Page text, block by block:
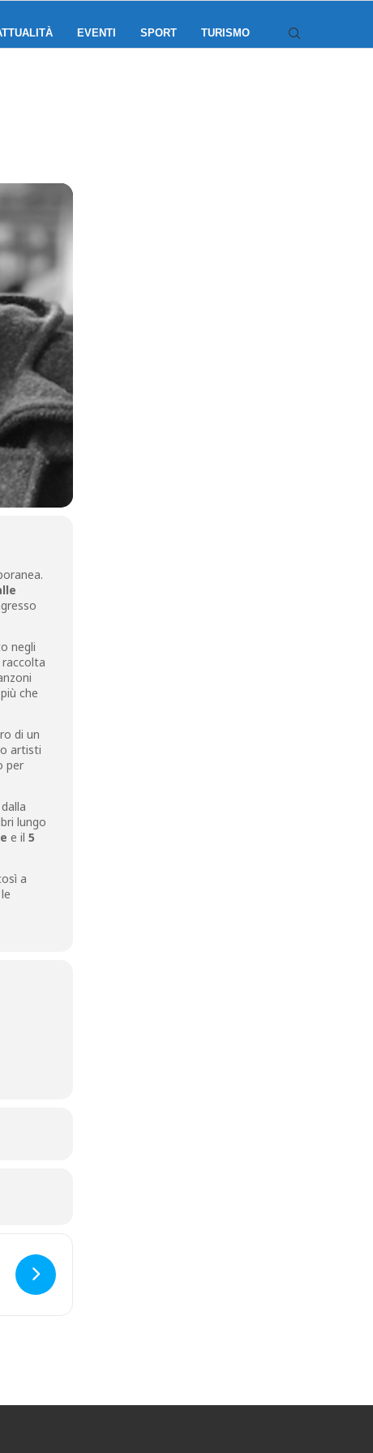
EVENTI SPORT TURISMO
negli
che
di un
artisti
per
lungo
e il 5
a